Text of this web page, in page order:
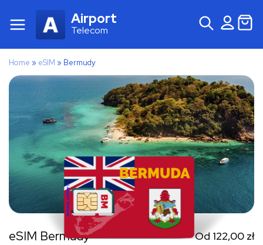
Airport
Telecom
Home » eSIM » Bermudy
eSIM Bermudy Od 122,00 zł